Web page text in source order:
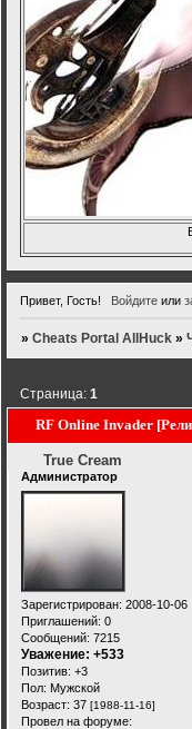
Привет, Гость! Войдитеили
»Cheats Portal AllHuck »
RF Online Invader
Страница:1
True Cream
Администратор
Зарегистрирован: 2008-10-06
Приглашений: 0
Сообщений: 7215
Уважение: +533
Позитив: +3
Пол: Мужской
Возраст: 37 [1988-11-16]
Провел на форуме: